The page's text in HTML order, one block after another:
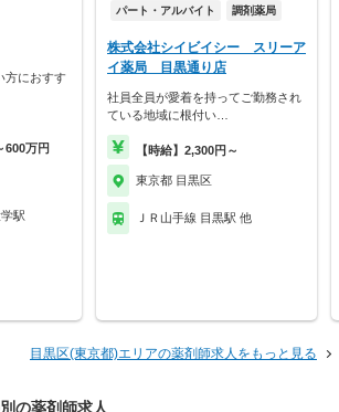
方におすす
600万円
駅
パート・アルバイト 調剤薬局
株式会社シイビイシー スリーア
イ薬局 目黒通り店
社員全員が愛着を持ってご勤務され
ている地域に根付い…
【時給】2,300円～
東京都 目黒区
ＪＲ山手線 目黒駅 他
目黒区(東京都)エリアの薬剤師求人をもっと見る
の薬剤師求人